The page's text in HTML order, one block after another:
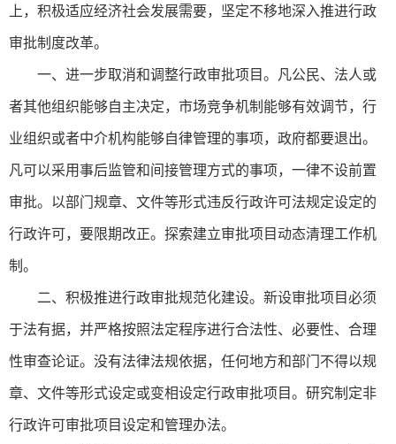
上，积极适应经济社会发展需要，坚定不移地深入推进行政
审批制度改革。
一、进一步取消和调整行政审批项目。凡公民、法人或
者其他组织能够自主决定，市场竞争机制能够有效调节，行
业组织或者中介机构能够自律管理的事项，政府都要退出。
凡可以采用事后监管和间接管理方式的事项，一律不设前置
审批。以部门规章、文件等形式违反行政许可法规定设定的
行政许可，要限期改正。探索建立审批项目动态清理工作机
制。
二、积极推进行政审批规范化建设。新设审批项目必须
于法有据，并严格按照法定程序进行合法性、必要性、合理
性审查论证。没有法律法规依据，任何地方和部门不得以规
章、文件等形式设定或变相设定行政审批项目。研究制定非
行政许可审批项目设定和管理办法。